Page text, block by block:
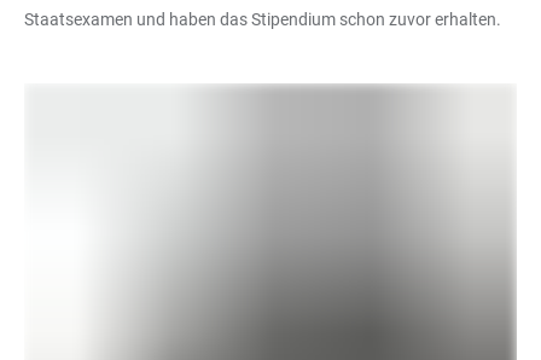
Staatsexamen und haben das Stipendium schon zuvor erhalten.